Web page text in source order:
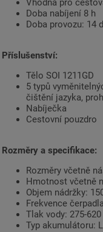
Vhodná pro
Doba nabíjení 8 h
Doba provozu: 14
Příslušenství:
Tělo SOI 1211GD
5 typů
čištění jazyka,
Nabíječka
Cestovní pouzdro
Rozměry a specifikace:
Rozměry včetně
Hmotnost včetně
Objem nádržky:
Frekvence
Tlak vody: 275-620
Typ akumulátoru: